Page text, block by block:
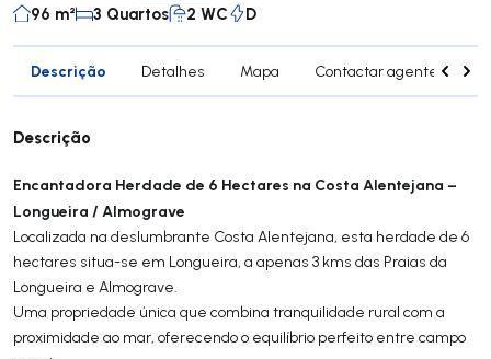
96 m² 3 Quartos 2 WC D
Descrição Detalhes Mapa Contactar agente
Descrição
Encantadora Herdade de 6 Hectares na Costa Alentejana –
Longueira / Almograve
Localizada na deslumbrante Costa Alentejana, esta herdade de 6
hectares situa-se em Longueira, a apenas 3 kms das Praias da
Longueira e Almograve.
Uma propriedade única que combina tranquilidade rural com a
proximidade ao mar, oferecendo o equilíbrio perfeito entre campo